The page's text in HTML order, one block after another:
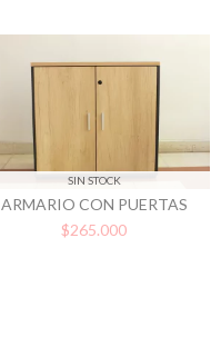
SIN STOCK
ARMARIO CON PUERTAS
$265.000